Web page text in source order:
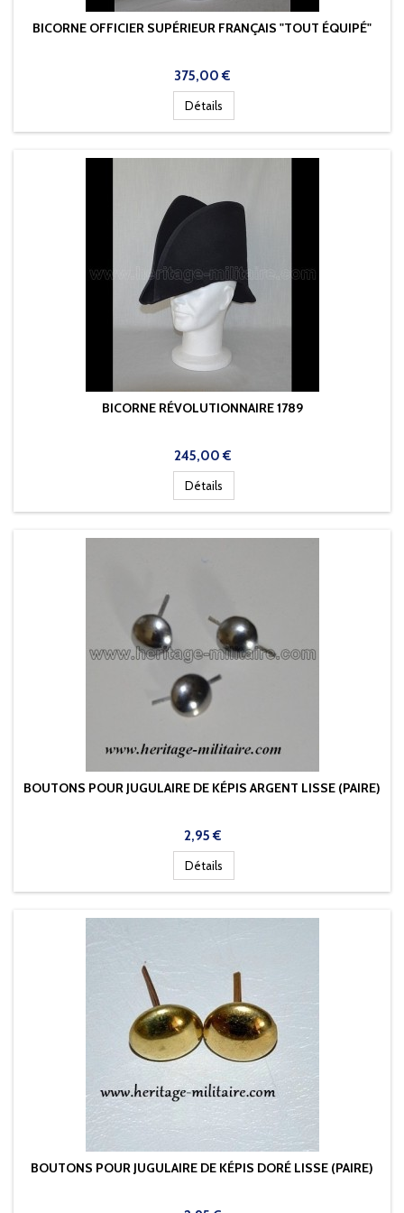
BICORNE OFFICIER SUPÉRIEUR FRANÇAIS "TOUT ÉQUIPÉ"
Prix
375,00 €
Détails
BICORNE RÉVOLUTIONNAIRE 1789
Prix
245,00 €
Détails
BOUTONS POUR JUGULAIRE DE KÉPIS ARGENT LISSE (PAIRE)
Prix
2,95 €
Détails
BOUTONS POUR JUGULAIRE DE KÉPIS DORÉ LISSE (PAIRE)